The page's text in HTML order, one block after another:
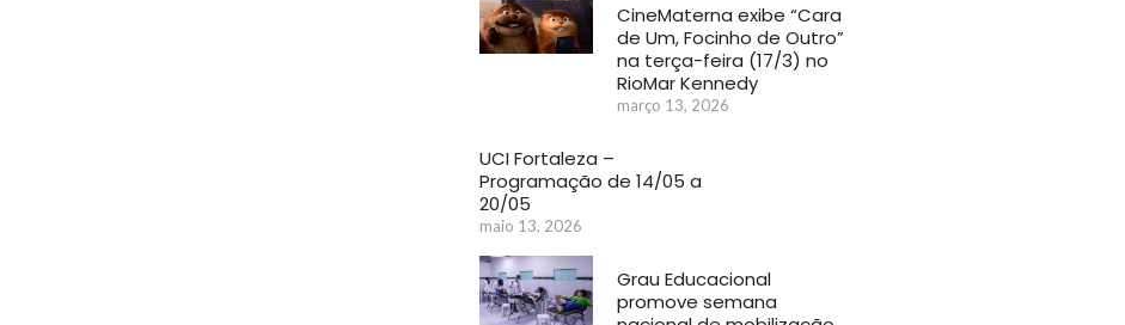
CineMaterna exibe “Cara
de Um, Focinho de Outro”
na terça-feira (17/3) no
RioMar Kennedy
março 13, 2026
UCI Fortaleza –
Programação de 14/05 a
20/05
maio 13, 2026
Grau Educacional
promove semana